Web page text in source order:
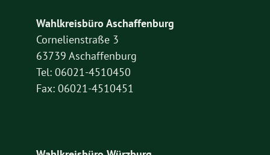
Wahlkreisbüro Aschaffenburg
Cornelienstraße 3
63739 Aschaffenburg
Tel: 06021-4510450
Fax: 06021-4510451